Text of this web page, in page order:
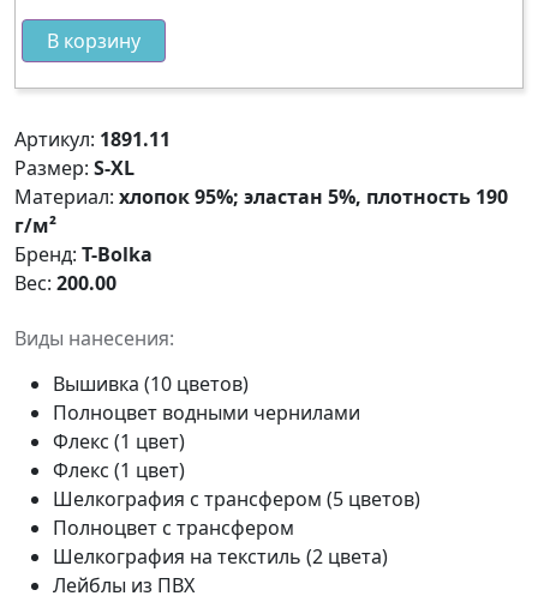
В корзину
Артикул: 1891.11
Размер: S-XL
Материал: хлопок 95%; эластан 5%, плотность 190
г/м²
Бренд: T-Bolka
Вес: 200.00
Виды нанесения:
Вышивка (10 цветов)
Полноцвет водными чернилами
Флекс (1 цвет)
Флекс (1 цвет)
Шелкография с трансфером (5 цветов)
Полноцвет с трансфером
Шелкография на текстиль (2 цвета)
Лейблы из ПВХ